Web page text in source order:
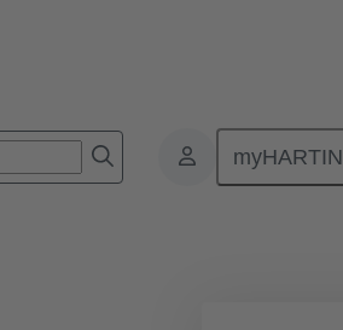
Produits I/O Câbles assemblés